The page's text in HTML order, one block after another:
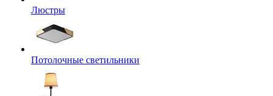
Люстры
Потолочные светильники